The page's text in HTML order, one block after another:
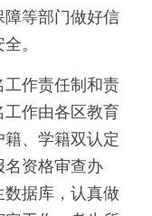
等部门做好信
。
作责任制和责
作由各区教育
、学籍双认定
名资格审查办
据库，认真做